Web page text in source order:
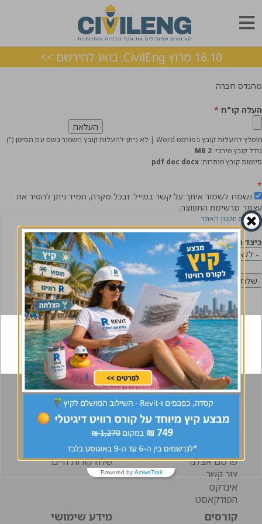
16.10 מרוץ CivilEng. בואו להירשם >>
מהנדס חברה
העלה קו"ח *
מומלץ להעלות קובץ בפורמט Word | לא ניתן להעלות קובץ השמור בשם עם הסימן (")
גודל קובץ מירבי: 2 MB
סיומות קובץ מותרות: pdf doc docx
*
נשמח לשמור איתך על קשר במייל. ובכל מקרה, תמיד ניתן להסיר את
עצמך מרשימת התפוצה.
לקריאת תקנון האתר
כיצד הגעת אלינו?
אודות
פעילויות
הצהרת נגישות
פרסם אצלנו
צור קשר
אינדקס
הפודקאסט
דרושים
לוח דרושים
מידע למועמדים
מידע למעסיקים
חבר מביא חבר
שלח קורות חיים
קורסים מידע שימושי
Powered by ActiveTrail